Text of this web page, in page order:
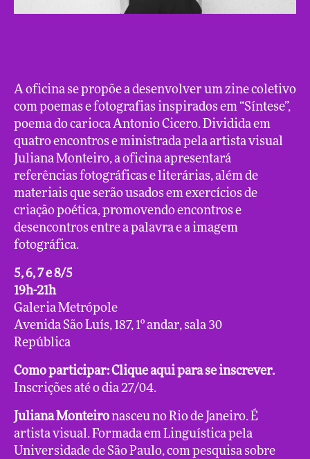
A oficina se propõe a desenvolver um zine coletivo
com poemas e fotografias inspirados em “Síntese”,
poema do carioca Antonio Cicero. Dividida em
quatro encontros e ministrada pela artista visual
Juliana Monteiro, a oficina apresentará
referências fotográficas e literárias, além de
materiais que serão usados em exercícios de
criação poética, promovendo encontros e
desencontros entre a palavra e a imagem
fotográfica.
5, 6, 7 e 8/5
19h-21h
Galeria Metrópole
Avenida São Luís, 187, 1º andar, sala 30
República
Como participar:Clique aqui para se inscrever.
Inscrições até o dia 27/04.
Juliana Monteironasceu no Rio de Janeiro. É
artista visual. Formada em Linguística pela
Universidade de São Paulo, com pesquisa sobre